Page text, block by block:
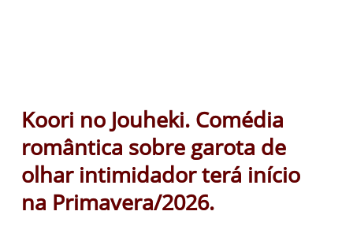
Koori no Jouheki. Comédia
romântica sobre garota de
olhar intimidador terá início
na Primavera/2026.